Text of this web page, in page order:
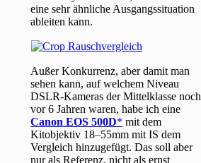
eine sehr ähnliche Ausgangssituation
ableiten kann.
Außer Konkurrenz, aber damit man
sehen kann, auf welchem Niveau
DSLR-Kameras der Mittelklasse noch
vor 6 Jahren waren, habe ich eine
Canon EOS 500D
mit dem
Kitobjektiv 18–55mm mit IS dem
Vergleich hinzugefügt. Das soll aber
nur als Referenz, nicht als ernst